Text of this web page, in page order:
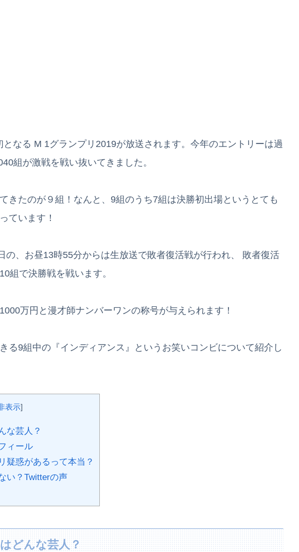
なる M 1グランプリ2019が放送されます。今年のエントリーは過
組が激戦を戦い抜いてきました。
きたのが９組！なんと、9組のうち7組は決勝初出場というとても
ています！
の、お昼13時55分からは生放送で敗者復活戦が行われ、 敗者復活
組で決勝戦を戦います。
万円と漫才師ナンバーワンの称号が与えられます！
る9組中の『インディアンス』というお笑いコンビについて紹介し
表示]
な芸人？
ィール
疑惑があるって本当？
い？Twitterの声
どんな芸人？